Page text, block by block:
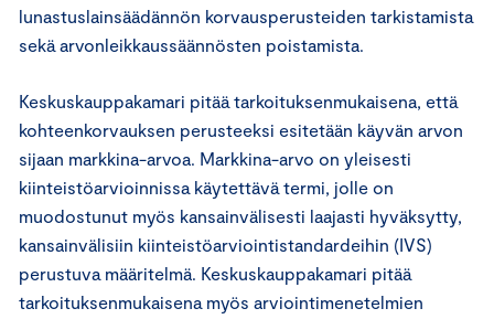
lunastuslainsäädännön korvausperusteiden tarkistamista
sekä arvonleikkaussäännösten poistamista.
Keskuskauppakamari pitää tarkoituksenmukaisena, että
kohteenkorvauksen perusteeksi esitetään käyvän arvon
sijaan markkina-arvoa. Markkina-arvo on yleisesti
kiinteistöarvioinnissa käytettävä termi, jolle on
muodostunut myös kansainvälisesti laajasti hyväksytty,
kansainvälisiin kiinteistöarviointistandardeihin (IVS)
perustuva määritelmä. Keskuskauppakamari pitää
tarkoituksenmukaisena myös arviointimenetelmien